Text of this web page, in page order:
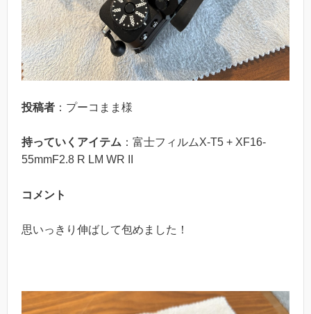
投稿者 ：プーコまま様
持っていくアイテム ：富士フィルムX-T5 + XF16-
55mmF2.8 R LM WR II
コメント
思いっきり伸ばして包めました！